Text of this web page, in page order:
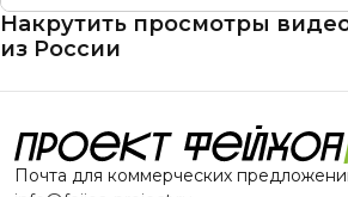
Накрутить просмотры
из России
Почта для коммерческих